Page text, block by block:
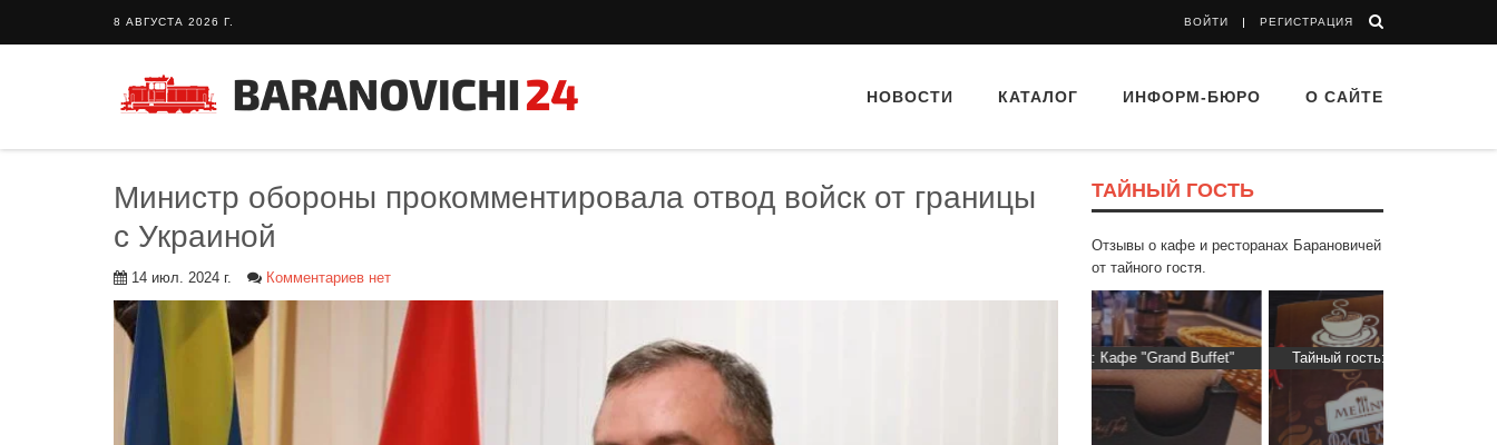
8 АВГУСТА 2026 Г. ВОЙТИ РЕГИСТРАЦИЯ
НОВОСТИ КАТАЛОГ ИНФОРМ-БЮРО О САЙТЕ
Министр обороны прокомментировала отвод войск от границы
с Украиной
14 июл. 2024 г. Комментариев нет
ТАЙНЫЙ ГОСТЬ
Отзывы о кафе и ресторанах Барановичей
от тайного гостя.
Тайный гость: Ресторан “Папараць
Кветка”
Тайный гость: кафе «Фасти Хасти»